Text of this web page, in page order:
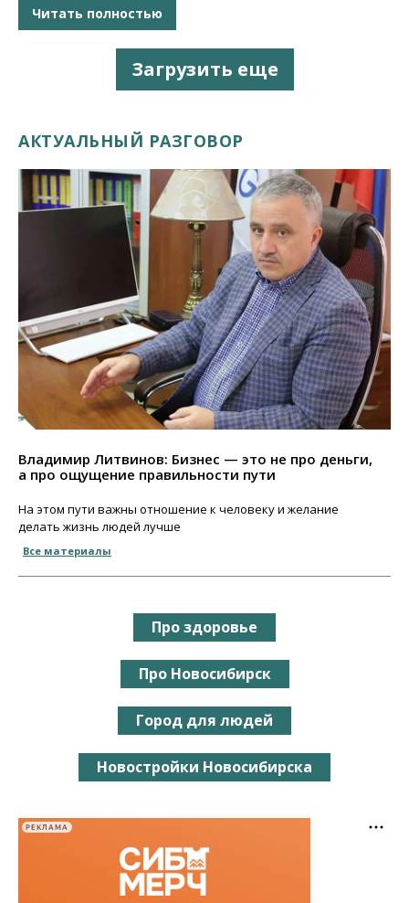
Читать полностью
Загрузить еще
АКТУАЛЬНЫЙ РАЗГОВОР
Владимир Литвинов: Бизнес — это не про деньги,
а про ощущение правильности пути
На этом пути важны отношение к человеку и желание
делать жизнь людей лучше
Все материалы
Про здоровье
Про Новосибирск
Город для людей
Новостройки Новосибирска
РЕКЛАМА